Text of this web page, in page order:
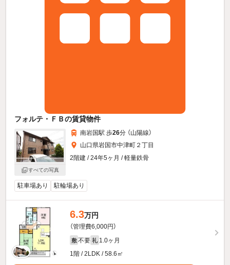
フォルテ・ＦＢの賃貸物件
すべての写真
南岩国駅 歩26分 （山陽線）
山口県岩国市中津町２丁目
2階建 / 24年5ヶ月 / 軽量鉄骨
駐車場あり 駐輪場あり
6.3万円
（管理費6,000円）
敷 不要 礼 1.0ヶ月
1階 / 2LDK / 58.6㎡